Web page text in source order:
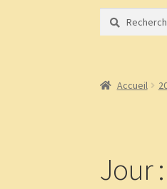
Accueil À
page test
Rechercher :
Accueil
Jour :